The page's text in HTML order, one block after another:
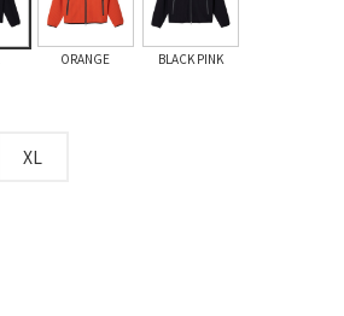
ORANGE BLACK PINK
XL